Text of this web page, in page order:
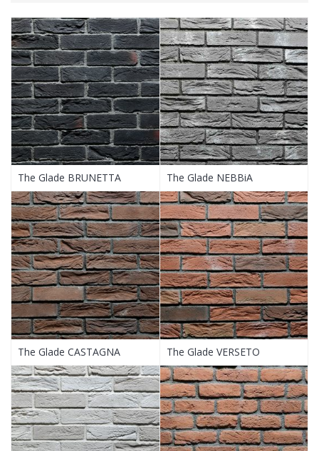
The Glade BRUNETTA The Glade NEBBiA
The Glade CASTAGNA The Glade VERSETO